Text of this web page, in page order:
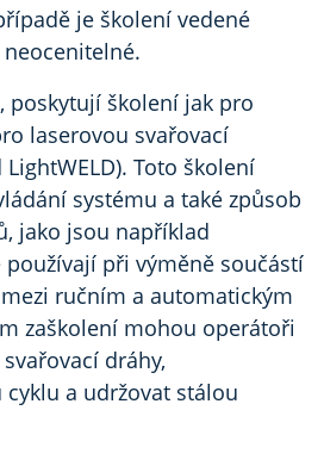
je školení vedené
poskytují školení jak pro
laserovou svařovací
Toto školení
systému a také způsob
jako jsou například
používají při výměně součástí
ručním a automatickým
zaškolení mohou operátoři
dráhy,
a udržovat stálou